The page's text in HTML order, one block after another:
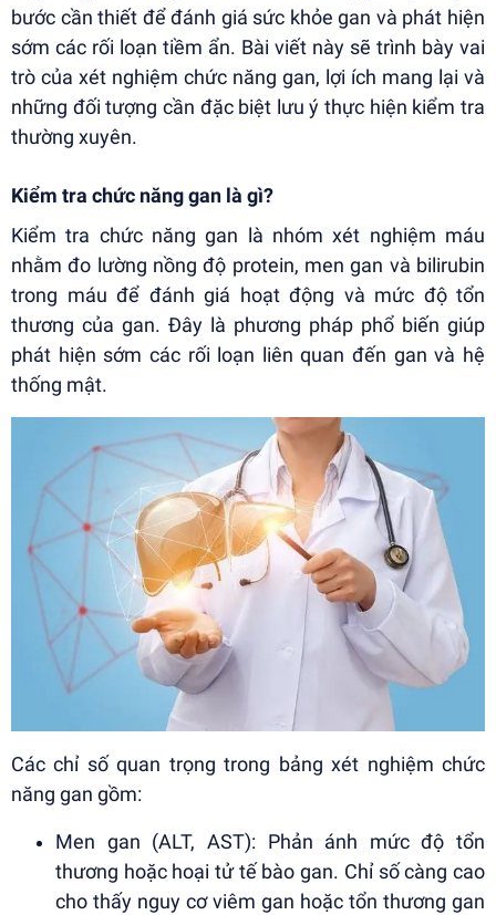
bước cần thiết để đánh giá sức khỏe gan và phát hiện
sớm các rối loạn tiềm ẩn. Bài viết này sẽ trình bày vai
trò của xét nghiệm chức năng gan, lợi ích mang lại và
những đối tượng cần đặc biệt lưu ý thực hiện kiểm tra
thường xuyên.
Kiểm tra chức năng gan là gì?
Kiểm tra chức năng gan là nhóm xét nghiệm máu
nhằm đo lường nồng độ protein, men gan và bilirubin
trong máu để đánh giá hoạt động và mức độ tổn
thương của gan. Đây là phương pháp phổ biến giúp
phát hiện sớm các rối loạn liên quan đến gan và hệ
thống mật.
Các chỉ số quan trọng trong bảng xét nghiệm chức
năng gan gồm:
Men gan (ALT, AST): Phản ánh mức độ tổn
thương hoặc hoại tử tế bào gan. Chỉ số càng cao
cho thấy nguy cơ viêm gan hoặc tổn thương gan